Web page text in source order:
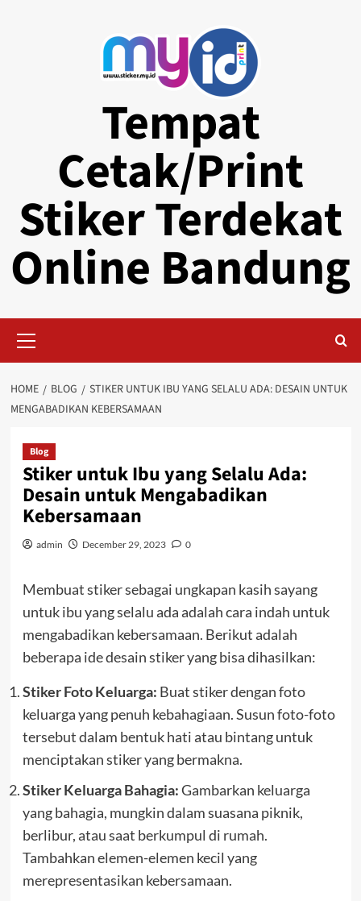
Tempat
Cetak/Print
Stiker Terdekat
Online Bandung
Menu
HOME BLOG
STIKER UNTUK IBU YANG SELALU ADA: DESAIN UNTUK
MENGABADIKAN KEBERSAMAAN
Blog
Stiker untuk Ibu yang Selalu Ada:
Desain untuk Mengabadikan
Kebersamaan
admin December 29, 2023 0
Membuat stiker sebagai ungkapan kasih sayang
untuk ibu yang selalu ada adalah cara indah untuk
mengabadikan kebersamaan. Berikut adalah
beberapa ide desain stiker yang bisa dihasilkan:
Stiker Foto Keluarga: Buat stiker dengan foto
keluarga yang penuh kebahagiaan. Susun foto-foto
tersebut dalam bentuk hati atau bintang untuk
menciptakan stiker yang bermakna.
Stiker Keluarga Bahagia:Gambarkan keluarga
yang bahagia, mungkin dalam suasana piknik,
berlibur, atau saat berkumpul di rumah.
Tambahkan elemen-elemen kecil yang
merepresentasikan kebersamaan.